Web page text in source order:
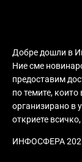
Добре дошли в
Ние сме
предоставим
по темите,
организирано в
откриете
ИНФОСФЕРА